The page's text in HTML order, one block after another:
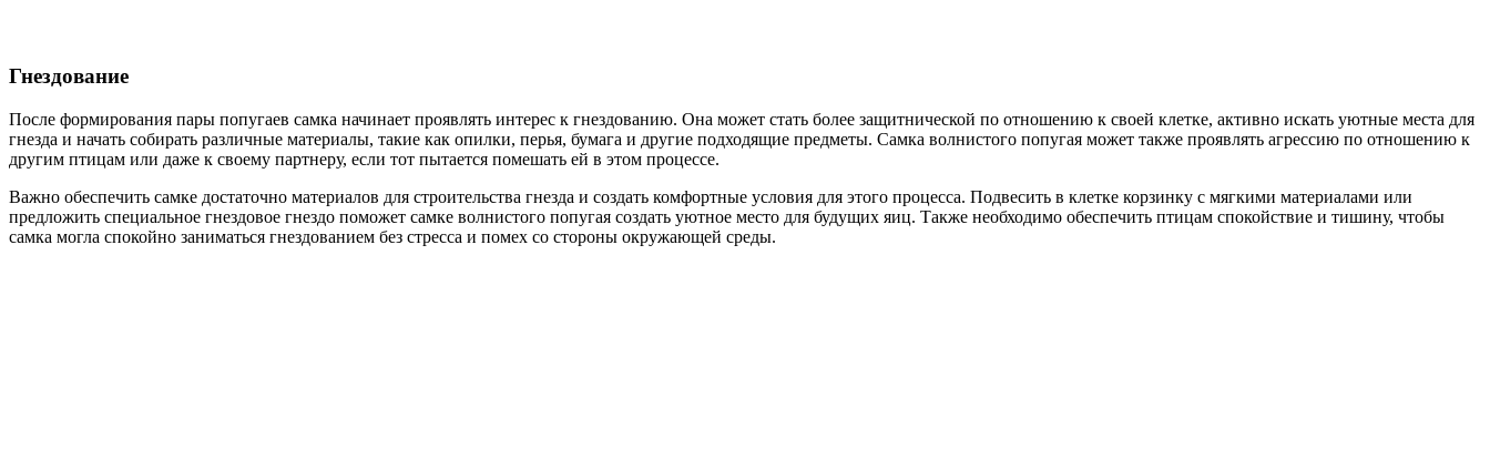
Гнездование
После формирования пары попугаев самка начинает проявлять интерес к гнездованию. Она может стать более защитнической по отношению к своей клетке, активно искать уютные места для
гнезда и начать собирать различные материалы, такие как опилки, перья, бумага и другие подходящие предметы. Самка волнистого попугая может также проявлять агрессию по отношению к
другим птицам или даже к своему партнеру, если тот пытается помешать ей в этом процессе.
Важно обеспечить самке достаточно материалов для строительства гнезда и создать комфортные условия для этого процесса. Подвесить в клетке корзинку с мягкими материалами или
предложить специальное гнездовое гнездо поможет самке волнистого попугая создать уютное место для будущих яиц. Также необходимо обеспечить птицам спокойствие и тишину, чтобы
самка могла спокойно заниматься гнездованием без стресса и помех со стороны окружающей среды.